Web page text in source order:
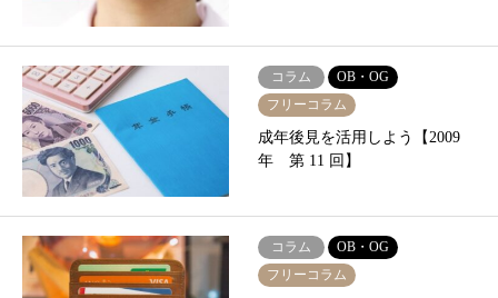
コラム
OB・OG
フリーコラム
成年後見を活用しよう【2009
年 第 11 回】
コラム
OB・OG
フリーコラム